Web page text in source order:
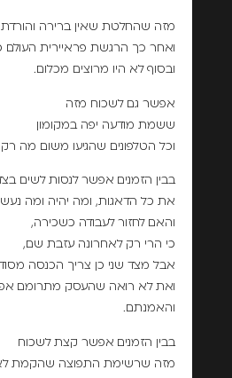
מזה שהחלטת שאין ברירה והורדת
ואחר כך הרגשת פראיירית העולם כי
ובסוף לא היו מרוצים מכלום.
אפשר גם לשכוח מזה
ששמת מודעה יפה במקומון
וכל הטלפונים שהגיעו משום מה רק
בבין הזמנים אפשר לנסות לשים
את כל הדאגות, ומה יהיה ומה
והאם לחזור לעבודה כשכירה,
כי הרי רק לאחרונה עזבת שם,
אבל מצד שני כן צריך הכנסה
ואת לא רואה שהעסק מתרומם
והאמנתם.
בבין הזמנים אפשר קצת לשכוח
מזה שרשימת התפוצה שהקמת